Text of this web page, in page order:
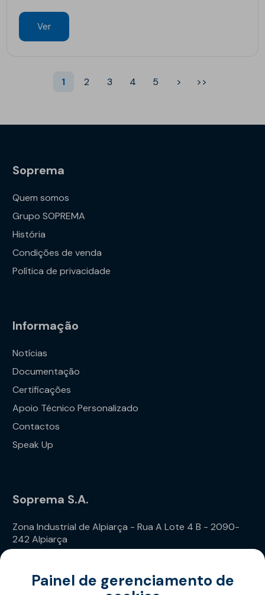
Ver
1 2 3 4 5 > >>
Soprema
Quem somos
Grupo SOPREMA
História
Condições de venda
Política de privacidade
Informação
Notícias
Documentação
Certificações
Apoio Técnico Personalizado
Contactos
Speak Up
Soprema S.A.
Zona Industrial de Alpiarça - Rua A Lote 4 B - 2090-
242 Alpiarça
Painel de gerenciamento de